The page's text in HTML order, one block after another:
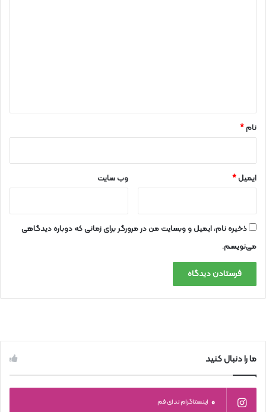
نام*
ایمیل* وب‌ سایت
ذخیره نام، ایمیل و وبسایت من در مرورگر برای زمانی که دوباره دیدگاهی
می‌نویسم.
ما را دنبال کنید
0 اینستاگرام ندای قم